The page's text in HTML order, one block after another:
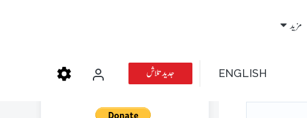
مزید
ENGLISH جدید تلاش
عطیہ دیجئے
کتابیں، میگزین، خطابات اور دیگر اسلامک لٹریچر آن لائن کرنے کیلئے اس کار